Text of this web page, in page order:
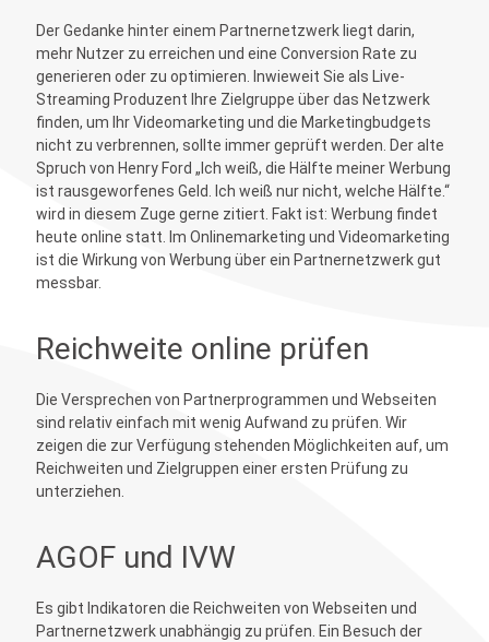
Der Gedanke hinter einem Partnernetzwerk liegt darin,
mehr Nutzer zu erreichen und eine Conversion Rate zu
generieren oder zu optimieren. Inwieweit Sie als Live-
Streaming Produzent Ihre Zielgruppe über das Netzwerk
finden, um Ihr Videomarketing und die Marketingbudgets
nicht zu verbrennen, sollte immer geprüft werden. Der alte
Spruch von Henry Ford „Ich weiß, die Hälfte meiner Werbung
ist rausgeworfenes Geld. Ich weiß nur nicht, welche Hälfte.“
wird in diesem Zuge gerne zitiert. Fakt ist: Werbung findet
heute online statt. Im Onlinemarketing und Videomarketing
ist die Wirkung von Werbung über ein Partnernetzwerk gut
messbar.
Reichweite online prüfen
Die Versprechen von Partnerprogrammen und Webseiten
sind relativ einfach mit wenig Aufwand zu prüfen. Wir
zeigen die zur Verfügung stehenden Möglichkeiten auf, um
Reichweiten und Zielgruppen einer ersten Prüfung zu
unterziehen.
AGOF und IVW
Es gibt Indikatoren die Reichweiten von Webseiten und
Partnernetzwerk unabhängig zu prüfen. Ein Besuch der